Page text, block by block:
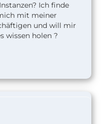
Ich finde
mit meiner
und will mir
wissen holen ?